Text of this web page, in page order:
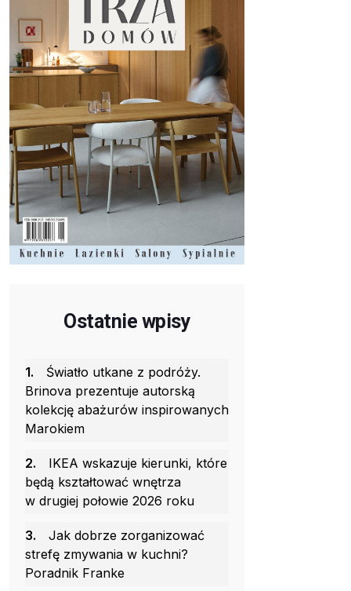
Ostatnie wpisy
1.
Światło utkane z podróży.
Brinova prezentuje autorską
kolekcję abażurów inspirowanych
Marokiem
2.
IKEA wskazuje kierunki, które
będą kształtować wnętrza
w drugiej połowie 2026 roku
3.
Jak dobrze zorganizować
strefę zmywania w kuchni?
Poradnik Franke